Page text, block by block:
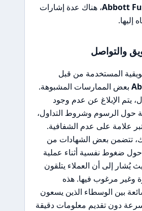
Abbott، هناك عدة إشارات
إليها.
والتواصل
المستخدمة من قبل
بعض الممارسات المشبوهة.
يتم الإبلاغ عن عدم وجود
حول الرسوم وشروط التداول،
علامة على عدم الشفافية.
تتضمن بعض الشهادات من
ضغوط نفسية أثناء عملية
يُشار إلى أن العملاء يتلقون
وغير مرغوب فيها. هذه
بين الوسطاء الذين يسعون
دون تقديم معلومات دقيقة